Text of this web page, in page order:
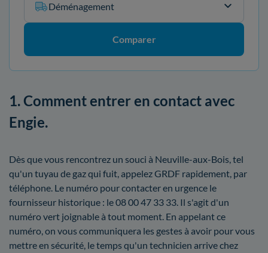
Déménagement
Comparer
1. Comment entrer en contact avec
Engie.
Dès que vous rencontrez un souci à Neuville-aux-Bois, tel
qu'un tuyau de gaz qui fuit, appelez GRDF rapidement, par
téléphone. Le numéro pour contacter en urgence le
fournisseur historique : le 08 00 47 33 33. Il s'agit d'un
numéro vert joignable à tout moment. En appelant ce
numéro, on vous communiquera les gestes à avoir pour vous
mettre en sécurité, le temps qu'un technicien arrive chez